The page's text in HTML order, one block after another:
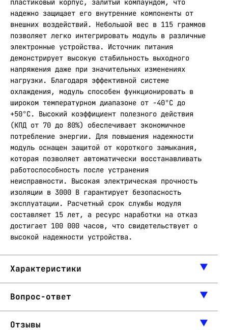
пластиковый корпус, залитый компаундом, что
надежно защищает его внутренние компоненты от
внешних воздействий. Небольшой вес в 115 граммов
позволяет легко интегрировать модуль в различные
электронные устройства. Источник питания
демонстрирует высокую стабильность выходного
напряжения даже при значительных изменениях
нагрузки. Благодаря эффективной системе
охлаждения, модуль способен функционировать в
широком температурном диапазоне от -40°C до
+50°C. Высокий коэффициент полезного действия
(КПД от 70 до 80%) обеспечивает экономичное
потребление энергии. Для повышения надежности
модуль оснащен защитой от короткого замыкания,
которая позволяет автоматически восстанавливать
работоспособность после устранения
неисправности. Высокая электрическая прочность
изоляции в 3000 В гарантирует безопасность
эксплуатации. Расчетный срок службы модуля
составляет 15 лет, а ресурс наработки на отказ
достигает 100 000 часов, что свидетельствует о
высокой надежности устройства.
Характеристики
Вопрос-ответ
Отзывы